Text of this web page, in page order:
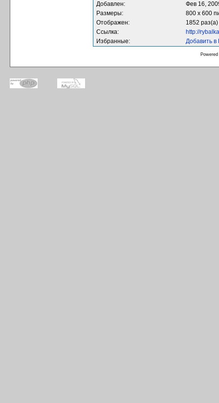
Добавлен:
Фев 16,
Размеры:
800 x 600
Отображен:
1852 раз(а)
Ссылка:
http://
Избранные:
Добавить